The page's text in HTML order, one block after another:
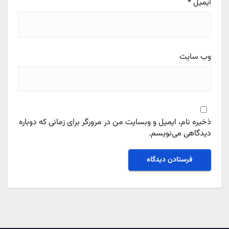
ایمیل*
وب‌ سایت
ذخیره نام، ایمیل و وبسایت من در مرورگر برای زمانی که دوباره
دیدگاهی می‌نویسم.